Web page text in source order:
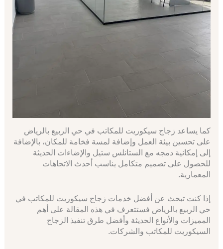
كما يساعد زجاج سيكوريت للمكاتب في حي الربيع بالرياض
على تحسين بيئة العمل وإضافة لمسة فخامة للمكان، بالإضافة
إلى إمكانية دمجه مع الستانلس ستيل والإضاءات الحديثة
للحصول على تصميم متكامل يناسب أحدث الاتجاهات
المعمارية.
إذا كنت تبحث عن أفضل خدمات زجاج سيكوريت للمكاتب في
حي الربيع بالرياض فستتعرف في هذه المقالة على أهم
المميزات والأنواع الحديثة وأفضل طرق تنفيذ الزجاج
السيكوريت للمكاتب والشركات.